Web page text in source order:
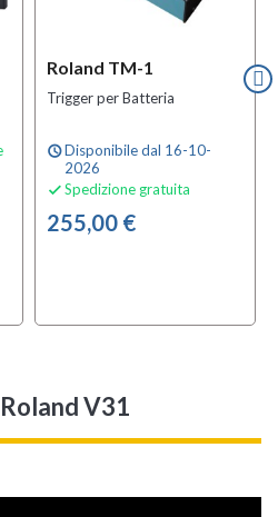
Roland TM-1
Trigger per Batteria
scheduleDisponibile dal 16-10-
2026
 Spedizione gratuita
255,00 €
V31